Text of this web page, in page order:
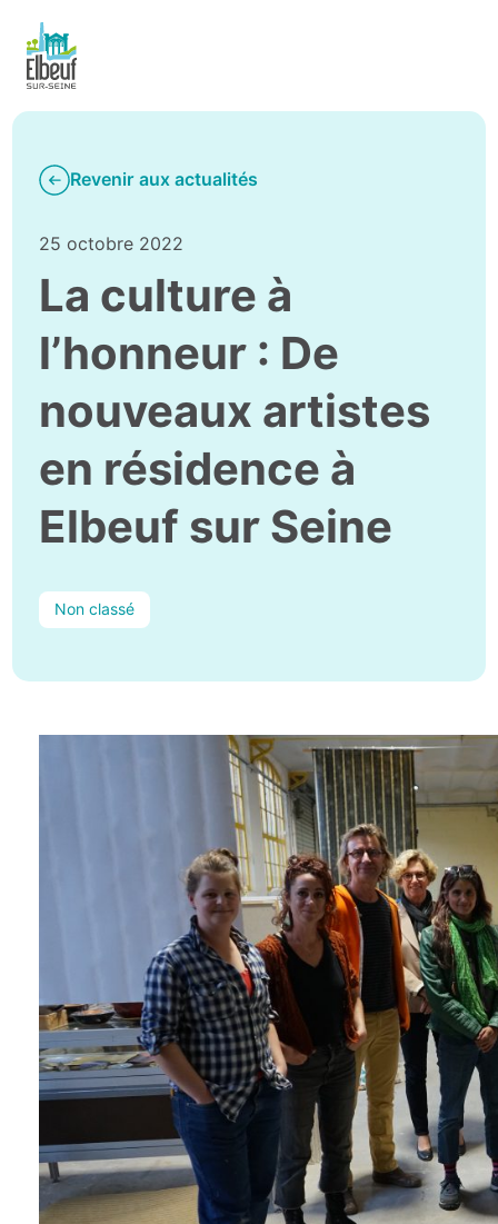
Revenir aux actualités
25 octobre 2022
La culture à
l’honneur : De
nouveaux artistes
en résidence à
Elbeuf sur Seine
Non classé